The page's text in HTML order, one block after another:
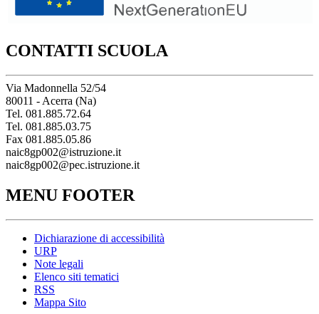
CONTATTI SCUOLA
Via Madonnella 52/54
80011 - Acerra (Na)
Tel. 081.885.72.64
Tel. 081.885.03.75
Fax 081.885.05.86
naic8gp002@istruzione.it
naic8gp002@pec.istruzione.it
MENU FOOTER
Dichiarazione di accessibilità
URP
Note legali
Elenco siti tematici
RSS
Mappa Sito